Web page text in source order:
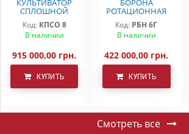
КУЛЬТИВАТОР
СПЛОШНОЙ
ОБРАБОТКИ
КПСО-8 ДЕМЕТРА
Код: КПСО 8
В наличии
915 000,00 грн.
КУПИТЬ
БОРОНА
РОТАЦИОННАЯ
РБН-6 Г
Код: РБН 6Г
В наличии
422 000,00 грн.
КУПИТЬ
Смотреть все